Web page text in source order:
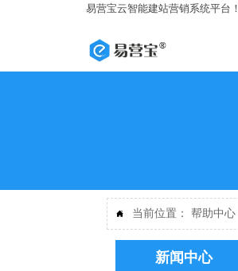
易营宝云智能建站营销系统平台！
 当前位置：帮助中心
新闻中心